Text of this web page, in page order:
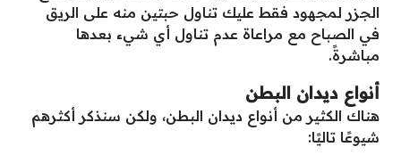
الجزر لمجهود فقط عليك تناول حبتين منه على الريق
في الصباح مع مراعاة عدم تناول أي شيء بعدها
مباشرةً.
أنواع ديدان البطن
هناك الكثير من أنواع ديدان البطن، ولكن سنذكر أكثرهم
شيوعًا تاليًا: